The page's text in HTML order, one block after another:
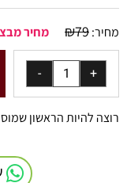
מחיר: ₪79 מחיר
רוצה להיות הראשון